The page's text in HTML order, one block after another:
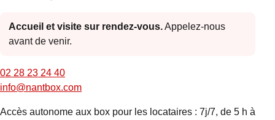
Accueil et visite sur rendez-vous.Appelez-nous
avant de venir.
02 28 23 24 40
info@nantbox.com
Accès autonome aux box pour les locataires : 7j/7, de 5 h à